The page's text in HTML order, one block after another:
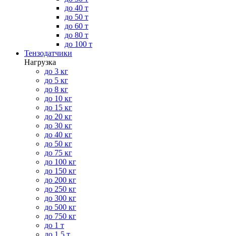
до 40 т
до 50 т
до 60 т
до 80 т
до 100 т
Тензодатчики
Нагрузка
до 3 кг
до 5 кг
до 8 кг
до 10 кг
до 15 кг
до 20 кг
до 30 кг
до 40 кг
до 50 кг
до 75 кг
до 100 кг
до 150 кг
до 200 кг
до 250 кг
до 300 кг
до 500 кг
до 750 кг
до 1 т
до 1.5 т